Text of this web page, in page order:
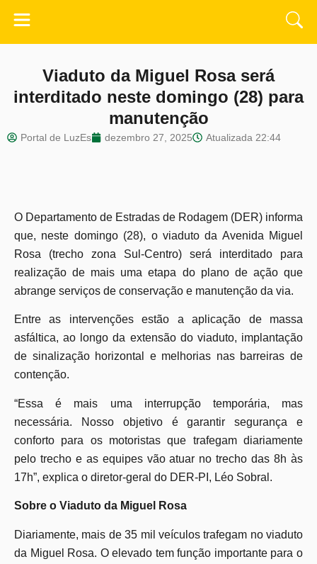
Viaduto da Miguel Rosa será
interditado neste domingo (28) para
manutenção
Portal de LuzEs dezembro 27, 2025 Atualizada 22:44
O Departamento de Estradas de Rodagem (DER) informa
que, neste domingo (28), o viaduto da Avenida Miguel
Rosa (trecho zona Sul-Centro) será interditado para
realização de mais uma etapa do plano de ação que
abrange serviços de conservação e manutenção da via.
Entre as intervenções estão a aplicação de massa
asfáltica, ao longo da extensão do viaduto, implantação
de sinalização horizontal e melhorias nas barreiras de
contenção.
“Essa é mais uma interrupção temporária, mas
necessária. Nosso objetivo é garantir segurança e
conforto para os motoristas que trafegam diariamente
pelo trecho e as equipes vão atuar no trecho das 8h às
17h”, explica o diretor-geral do DER-PI, Léo Sobral.
Sobre o Viaduto da Miguel Rosa
Diariamente, mais de 35 mil veículos trafegam no viaduto
da Miguel Rosa. O elevado tem função importante para o